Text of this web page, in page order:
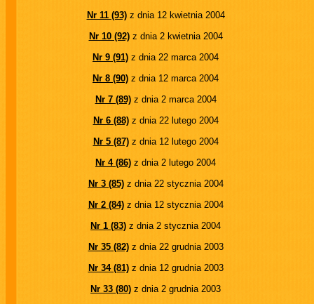
Nr 11 (93)z dnia 12 kwietnia 2004
Nr 10 (92)z dnia 2 kwietnia 2004
Nr 9 (91) z dnia 22 marca 2004
Nr 8 (90) z dnia 12 marca 2004
Nr 7 (89)z dnia 2 marca 2004
Nr 6 (88)z dnia 22 lutego 2004
Nr 5 (87)z dnia 12 lutego 2004
Nr 4 (86) z dnia 2 lutego 2004
Nr 3 (85)z dnia 22 stycznia 2004
Nr 2 (84)z dnia 12 stycznia 2004
Nr 1 (83) z dnia 2 stycznia 2004
Nr 35 (82)z dnia 22 grudnia 2003
Nr 34 (81)z dnia 12 grudnia 2003
Nr 33 (80) z dnia 2 grudnia 2003